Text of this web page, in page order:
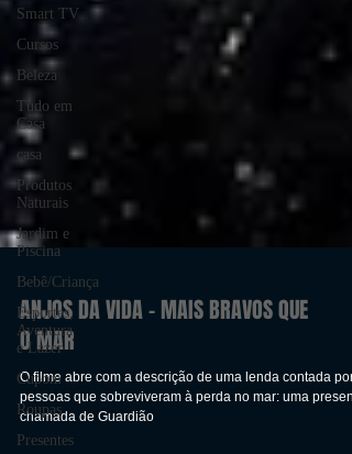
Smart TV
Cursos
Beleza
Tudo em
Casa
casa
Produtos
Naturais
Jardim e
Piscina
Bebê/Criança
Esportes,
Aventura
e Lazer
Cupom
Roupas
Presentes
ANJOS DA VIDA - MAIS BRAVOS QUE
O MAR
O filme abre com a descrição de uma lenda contada por
pessoas que sobreviveram à perda no mar: uma